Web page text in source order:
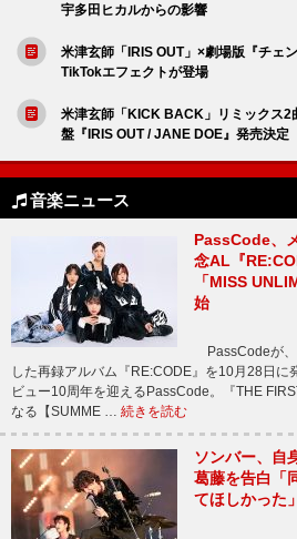
宇多田ヒカルからの影響
米津玄師「IRIS OUT」×劇場版『チェ
TikTokエフェクトが登場
米津玄師「KICK BACK」リミックス2
盤『IRIS OUT / JANE DOE』発売決定
音楽ニュース
PassCode、
念AL『
「MISS
始
PassCodeが、
した再録アルバム『RE:CODE』を10月28日
ビュー10周年を迎えるPassCode。『THE
なる【SUMME … 続きを読む
ソンバー、自
葛藤を告白「
てほしかった」